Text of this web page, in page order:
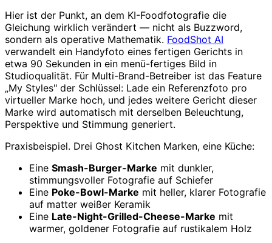
Hier ist der Punkt, an dem KI-Foodfotografie die
Gleichung wirklich verändert — nicht als Buzzword,
sondern als operative Mathematik. FoodShot AI
verwandelt ein Handyfoto eines fertigen Gerichts in
etwa 90 Sekunden in ein menü-fertiges Bild in
Studioqualität. Für Multi-Brand-Betreiber ist das Feature
„My Styles" der Schlüssel: Lade ein Referenzfoto pro
virtueller Marke hoch, und jedes weitere Gericht dieser
Marke wird automatisch mit derselben Beleuchtung,
Perspektive und Stimmung generiert.
Praxisbeispiel. Drei Ghost Kitchen Marken, eine Küche:
Eine Smash-Burger-Marke mit dunkler,
stimmungsvoller Fotografie auf Schiefer
Eine Poke-Bowl-Marke mit heller, klarer Fotografie
auf matter weißer Keramik
Eine Late-Night-Grilled-Cheese-Marke mit
warmer, goldener Fotografie auf rustikalem Holz